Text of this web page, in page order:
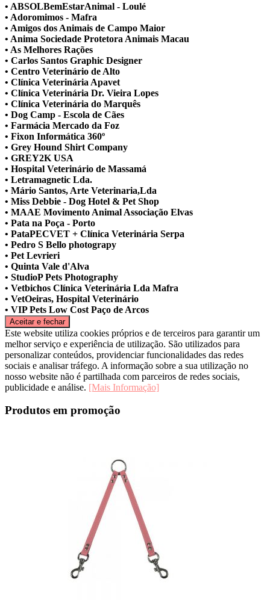
• ABSOLBemEstarAnimal - Loulé
• Adoromimos - Mafra
• Amigos dos Animais de Campo Maior
• Anima Sociedade Protetora Animais Macau
• As Melhores Rações
• Carlos Santos Graphic Designer
• Centro Veterinário de Alto
• Clínica Veterinária Apavet
• Clínica Veterinária Dr. Vieira Lopes
• Clínica Veterinária do Marquês
• Dog Camp - Escola de Cães
• Farmácia Mercado da Foz
• Fixon Informática 360º
• Grey Hound Shirt Company
• GREY2K USA
• Hospital Veterinário de Massamá
• Letramagnetic Lda.
• Mário Santos, Arte Veterinaria,Lda
• Miss Debbie - Dog Hotel & Pet Shop
• MAAE Movimento Animal Associação Elvas
• Pata na Poça - Porto
• PataPECVET + Clínica Veterinária Serpa
• Pedro S Bello photograpy
• Pet Levrieri
• Quinta Vale d'Alva
• StudioP Pets Photography
• Vetbichos Clínica Veterinária Lda Mafra
• VetOeiras, Hospital Veterinário
• VIP Pets Low Cost Paço de Arcos
Este website utiliza cookies próprios e de terceiros para garantir um
melhor serviço e experiência de utilização. São utilizados para
personalizar conteúdos, providenciar funcionalidades das redes
sociais e analisar tráfego. A informação sobre a sua utilização no
nosso website não é partilhada com parceiros de redes sociais,
publicidade e análise. [Mais Informação]
Produtos em promoção